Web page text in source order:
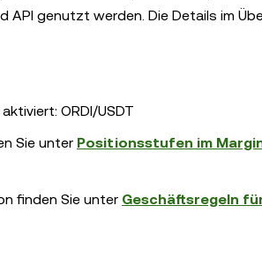
API genutzt werden. Die Details im
ORDI/USDT
Sie unter Positionsstufen im
finden Sie unter Geschäftsregeln